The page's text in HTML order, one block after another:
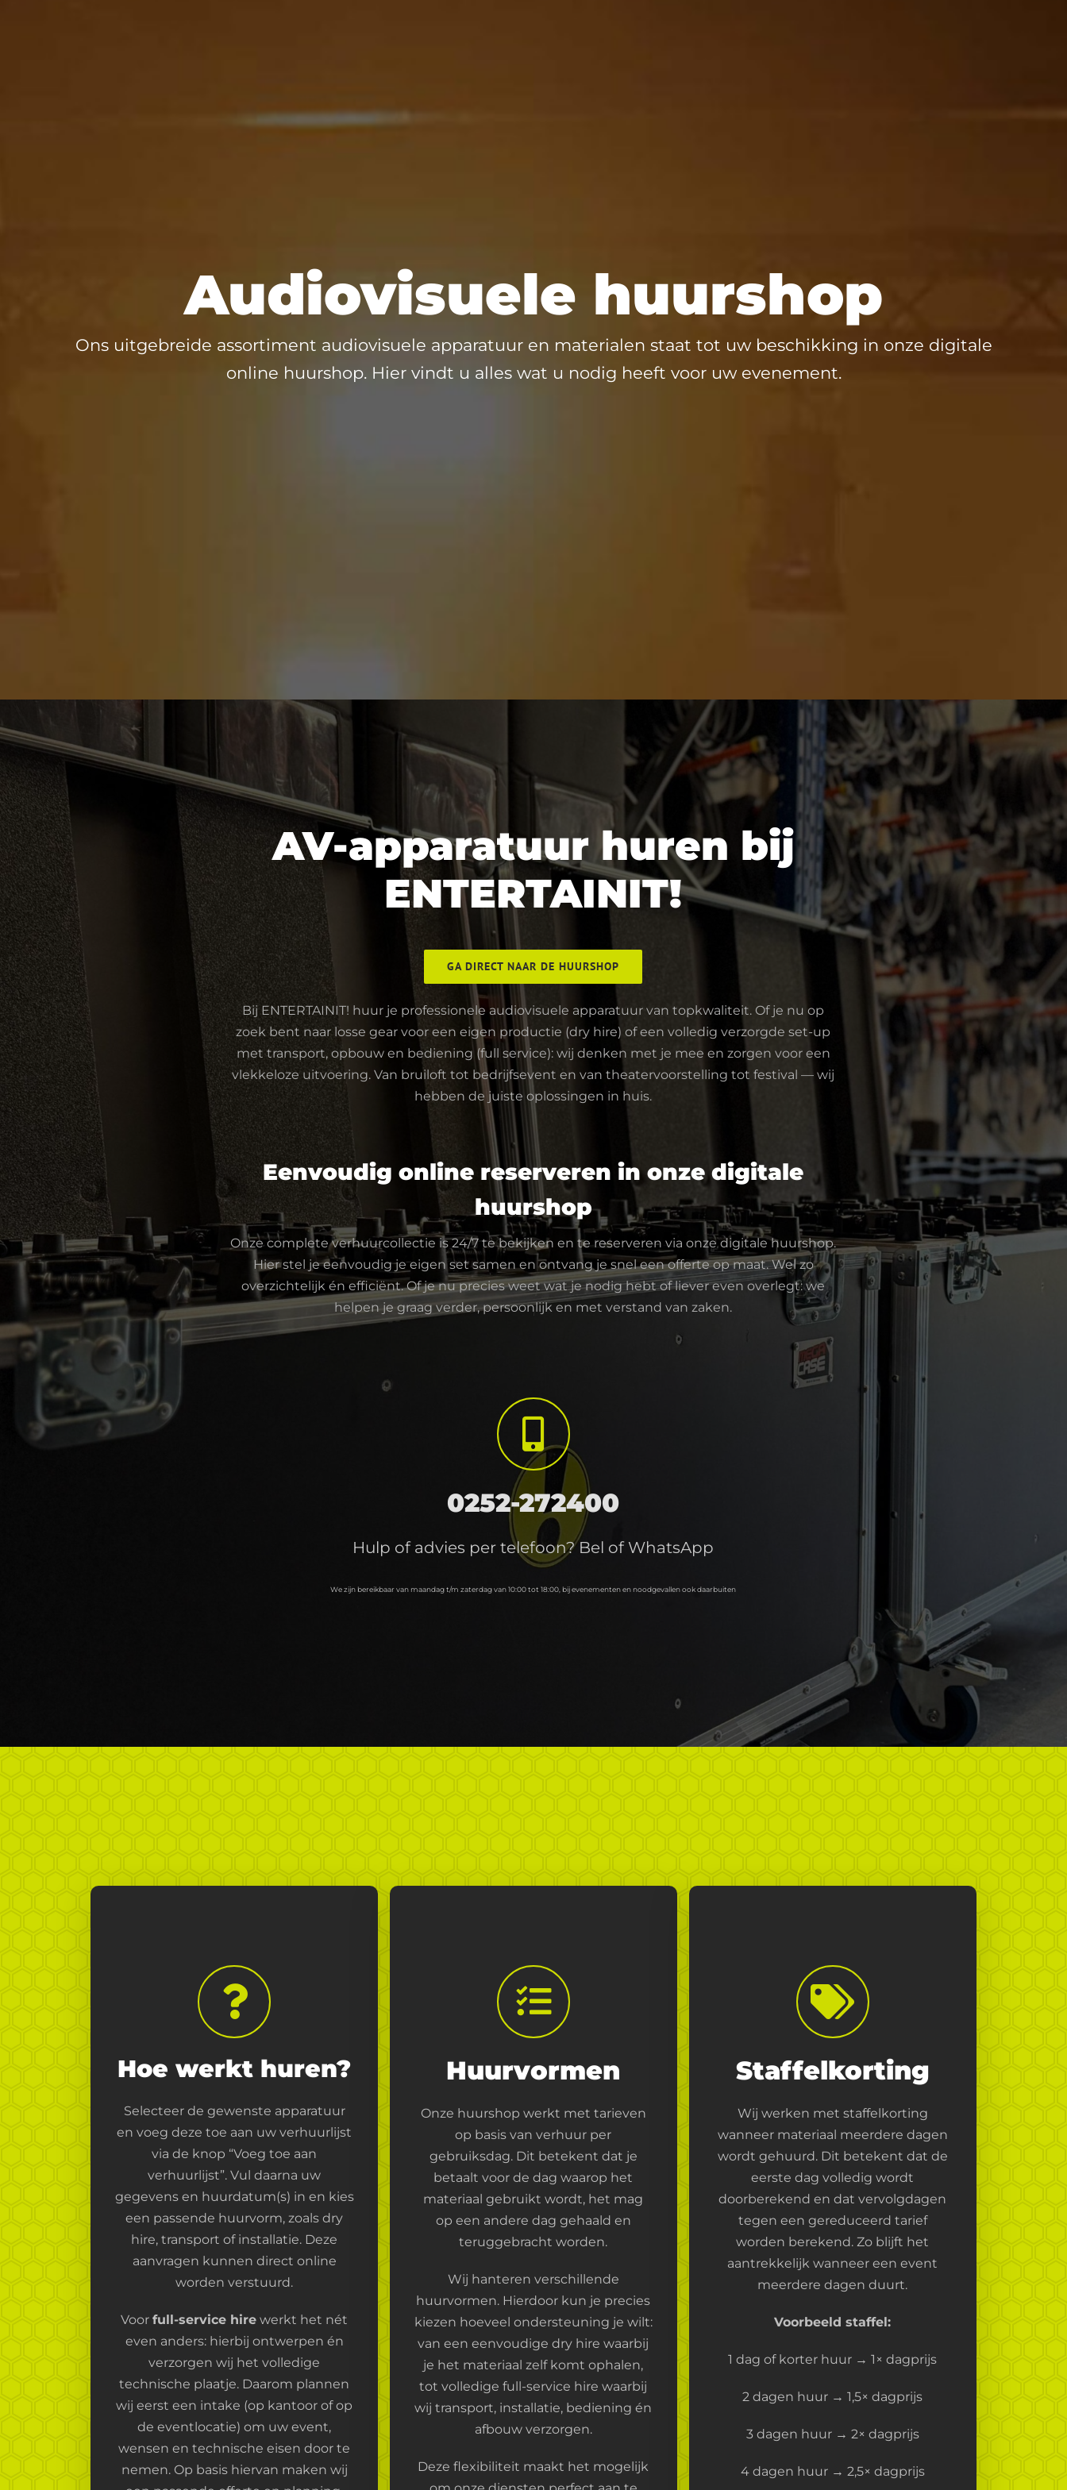
Audiovisuele huurshop
Ons uitgebreide assortiment audiovisuele apparatuur en materialen staat tot uw beschikking in onze digitale
online huurshop. Hier vindt u alles wat u nodig heeft voor uw evenement.
AV-apparatuur huren bij
ENTERTAINIT!
GA DIRECT NAAR DE HUURSHOP
Bij ENTERTAINIT! huur je professionele audiovisuele apparatuur van topkwaliteit. Of je nu op
zoek bent naar losse gear voor een eigen productie (dry hire) of een volledig verzorgde set-up
met transport, opbouw en bediening (full service): wij denken met je mee en zorgen voor een
vlekkeloze uitvoering. Van bruiloft tot bedrijfsevent en van theatervoorstelling tot festival — wij
hebben de juiste oplossingen in huis.
Eenvoudig online reserveren in onze digitale
huurshop
Onze complete verhuurcollectie is 24/7 te bekijken en te reserveren via onze digitale huurshop.
Hier stel je eenvoudig je eigen set samen en ontvang je snel een offerte op maat. Wel zo
overzichtelijk én efficiënt. Of je nu precies weet wat je nodig hebt of liever even overlegt: we
helpen je graag verder, persoonlijk en met verstand van zaken.
0252-272400
Hulp of advies per telefoon? Bel of WhatsApp
We zijn bereikbaar van maandag t/m zaterdag van 10:00 tot 18:00, bij evenementen en noodgevallen ook daarbuiten
Hoe werkt huren?
Selecteer de gewenste apparatuur
en voeg deze toe aan uw verhuurlijst
via de knop “Voeg toe aan
verhuurlijst”. Vul daarna uw
gegevens en huurdatum(s) in en kies
een passende huurvorm, zoals dry
hire, transport of installatie. Deze
aanvragen kunnen direct online
worden verstuurd.
Voorfull-service hire werkt het nét
even anders: hierbij ontwerpen én
verzorgen wij het volledige
technische plaatje. Daarom plannen
wij eerst een intake (op kantoor of op
de eventlocatie) om uw event,
wensen en technische eisen door te
nemen. Op basis hiervan maken wij
Huurvormen
Onze huurshop werkt met tarieven
op basis van verhuur per
gebruiksdag. Dit betekent dat je
betaalt voor de dag waarop het
materiaal gebruikt wordt, het mag
op een andere dag gehaald en
teruggebracht worden.
Wij hanteren verschillende
huurvormen. Hierdoor kun je precies
kiezen hoeveel ondersteuning je wilt:
van een eenvoudige dry hire waarbij
je het materiaal zelf komt ophalen,
tot volledige full-service hire waarbij
wij transport, installatie, bediening én
afbouw verzorgen.
Deze flexibiliteit maakt het mogelijk
Staffelkorting
Wij werken met staffelkorting
wanneer materiaal meerdere dagen
wordt gehuurd. Dit betekent dat de
eerste dag volledig wordt
doorberekend en dat vervolgdagen
tegen een gereduceerd tarief
worden berekend. Zo blijft het
aantrekkelijk wanneer een event
meerdere dagen duurt.
Voorbeeld staffel:
1 dag of korter huur → 1× dagprijs
2 dagen huur → 1,5× dagprijs
3 dagen huur → 2× dagprijs
4 dagen huur → 2,5× dagprijs